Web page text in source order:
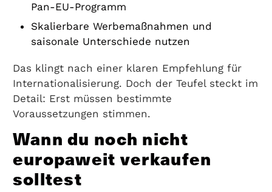
Pan-EU-Programm
Skalierbare Werbemaßnahmen und
saisonale Unterschiede nutzen
Das klingt nach einer klaren Empfehlung für
Internationalisierung. Doch der Teufel steckt im
Detail: Erst müssen bestimmte
Voraussetzungen stimmen.
Wann du noch nicht
europaweit verkaufen
solltest